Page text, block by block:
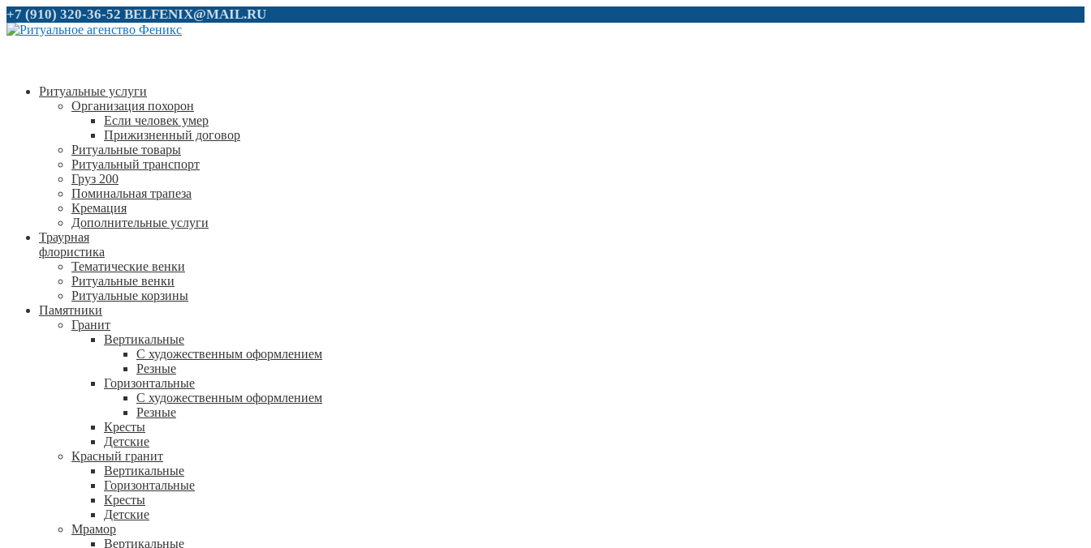
+7 (910) 320-36-52 BELFENIX@MAIL.RU
Ритуальные услуги
Организация похорон
Если человек умер
Прижизненный договор
Ритуальные товары
Ритуальный транспорт
Груз 200
Поминальная трапеза
Кремация
Дополнительные услуги
Траурная
флористика
Тематические венки
Ритуальные венки
Ритуальные корзины
Памятники
Гранит
Вертикальные
С художественным оформлением
Резные
Горизонтальные
С художественным оформлением
Резные
Кресты
Детские
Красный гранит
Вертикальные
Горизонтальные
Кресты
Детские
Мрамор
Вертикальные